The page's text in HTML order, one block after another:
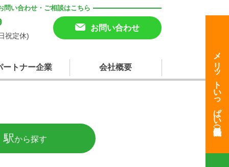
問い合わせ・ご相談はこちら
祝定休)
お問い合わせ
ートナー企業 会社概要
駅から探す
メリットいっぱい